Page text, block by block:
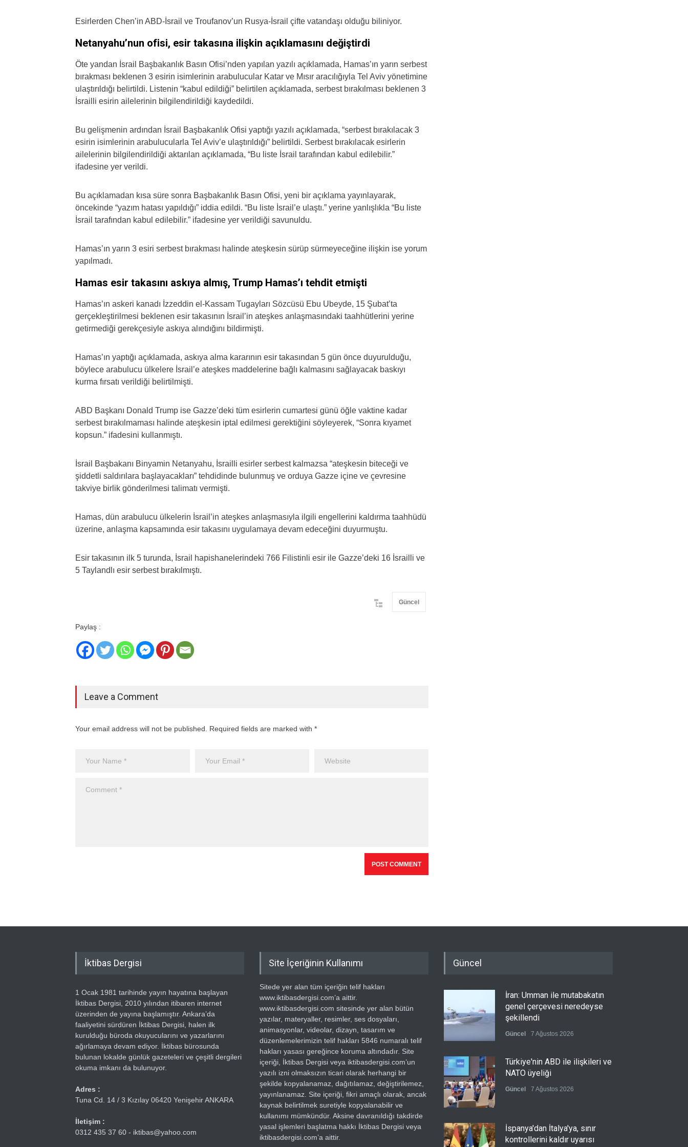
Esirlerden Chen’in ABD-İsrail ve Troufanov’un Rusya-İsrail çifte vatandaşı olduğu biliniyor.
Netanyahu’nun ofisi, esir takasına ilişkin açıklamasını değiştirdi
Öte yandan İsrail Başbakanlık Basın Ofisi’nden yapılan yazılı açıklamada, Hamas’ın yarın serbest
bırakması beklenen 3 esirin isimlerinin arabulucular Katar ve Mısır aracılığıyla Tel Aviv yönetimine
ulaştırıldığı belirtildi. Listenin “kabul edildiği” belirtilen açıklamada, serbest bırakılması beklenen 3
İsrailli esirin ailelerinin bilgilendirildiği kaydedildi.
Bu gelişmenin ardından İsrail Başbakanlık Ofisi yaptığı yazılı açıklamada, “serbest bırakılacak 3
esirin isimlerinin arabulucularla Tel Aviv’e ulaştırıldığı” belirtildi. Serbest bırakılacak esirlerin
ailelerinin bilgilendirildiği aktarılan açıklamada, “Bu liste İsrail tarafından kabul edilebilir.”
ifadesine yer verildi.
Bu açıklamadan kısa süre sonra Başbakanlık Basın Ofisi, yeni bir açıklama yayınlayarak,
öncekinde “yazım hatası yapıldığı” iddia edildi. “Bu liste İsrail’e ulaştı.” yerine yanlışlıkla “Bu liste
İsrail tarafından kabul edilebilir.” ifadesine yer verildiği savunuldu.
Hamas’ın yarın 3 esiri serbest bırakması halinde ateşkesin sürüp sürmeyeceğine ilişkin ise yorum
yapılmadı.
Hamas esir takasını askıya almış, Trump Hamas’ı tehdit etmişti
Hamas’ın askeri kanadı İzzeddin el-Kassam Tugayları Sözcüsü Ebu Ubeyde, 15 Şubat’ta
gerçekleştirilmesi beklenen esir takasının İsrail’in ateşkes anlaşmasındaki taahhütlerini yerine
getirmediği gerekçesiyle askıya alındığını bildirmişti.
Hamas’ın yaptığı açıklamada, askıya alma kararının esir takasından 5 gün önce duyurulduğu,
böylece arabulucu ülkelere İsrail’e ateşkes maddelerine bağlı kalmasını sağlayacak baskıyı
kurma fırsatı verildiği belirtilmişti.
ABD Başkanı Donald Trump ise Gazze’deki tüm esirlerin cumartesi günü öğle vaktine kadar
serbest bırakılmaması halinde ateşkesin iptal edilmesi gerektiğini söyleyerek, “Sonra kıyamet
kopsun.” ifadesini kullanmıştı.
İsrail Başbakanı Binyamin Netanyahu, İsrailli esirler serbest kalmazsa “ateşkesin biteceği ve
şiddetli saldırılara başlayacakları” tehdidinde bulunmuş ve orduya Gazze içine ve çevresine
takviye birlik gönderilmesi talimatı vermişti.
Hamas, dün arabulucu ülkelerin İsrail’in ateşkes anlaşmasıyla ilgili engellerini kaldırma taahhüdü
üzerine, anlaşma kapsamında esir takasını uygulamaya devam edeceğini duyurmuştu.
Esir takasının ilk 5 turunda, İsrail hapishanelerindeki 766 Filistinli esir ile Gazze’deki 16 İsrailli ve
5 Taylandlı esir serbest bırakılmıştı.
Güncel
Paylaş :
Leave a Comment
Your email address will not be published. Required fields are marked with *
İktibas Dergisi
1 Ocak 1981 tarihinde yayın hayatına başlayan
İktibas Dergisi, 2010 yılından itibaren internet
üzerinden de yayına başlamıştır. Ankara’da
faaliyetini sürdüren İktibas Dergisi, halen ilk
kurulduğu büroda okuyucularını ve yazarlarını
ağırlamaya devam ediyor. İktibas bürosunda
bulunan lokalde günlük gazeteleri ve çeşitli dergileri
okuma imkanı da bulunuyor.
Adres :
Tuna Cd. 14 / 3 Kızılay 06420 Yenişehir ANKARA
İletişim :
0312 435 37 60 - iktibas@yahoo.com
Site İçeriğinin Kullanımı
Sitede yer alan tüm içeriğin telif hakları
www.iktibasdergisi.com’a aittir.
www.iktibasdergisi.com sitesinde yer alan bütün
yazılar, materyaller, resimler, ses dosyaları,
animasyonlar, videolar, dizayn, tasarım ve
düzenlemelerimizin telif hakları 5846 numaralı telif
hakları yasası gereğince koruma altındadır. Site
içeriği, İktibas Dergisi veya iktibasdergisi.com’un
yazılı izni olmaksızın ticari olarak herhangi bir
şekilde kopyalanamaz, dağıtılamaz, değiştirilemez,
yayınlanamaz. Site içeriği, fikri amaçlı olarak, ancak
kaynak belirtilmek suretiyle kopyalanabilir ve
kullanımı mümkündür. Aksine davranıldığı takdirde
yasal işlemleri başlatma hakkı İktibas Dergisi veya
iktibasdergisi.com’a aittir.
Güncel
İran: Umman ile mutabakatın
genel çerçevesi neredeyse
şekillendi
Güncel 7 Ağustos 2026
Türkiye'nin ABD ile ilişkileri ve
NATO üyeliği
Güncel 7 Ağustos 2026
İspanya'dan İtalya'ya, sınır
kontrollerini kaldır uyarısı